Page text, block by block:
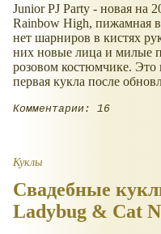
Junior PJ Party - новая на
Rainbow High, пижамная
нет шарниров в кистях
них новые лица и милые
розовом костюмчике.
первая кукла после
Комментарии: 16
Куклы
Свадебные
Ladybug & Cat